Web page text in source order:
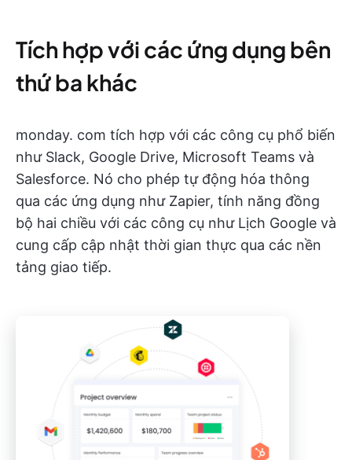
Tích hợp với các ứng dụng bên
thứ ba khác
monday. com tích hợp với các công cụ phổ biến
như Slack, Google Drive, Microsoft Teams và
Salesforce. Nó cho phép tự động hóa thông
qua các ứng dụng như Zapier, tính năng đồng
bộ hai chiều với các công cụ như Lịch Google và
cung cấp cập nhật thời gian thực qua các nền
tảng giao tiếp.